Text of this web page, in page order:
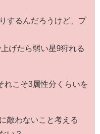
するんだろうけど、プ
げたら弱い星9狩れる
れこそ3属性分くらいを
敵わないこと考える